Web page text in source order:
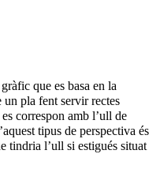
que es basa en la
pla fent servir rectes
correspon amb l’ull de
tipus de perspectiva és
tindria l’ull si estigués situat